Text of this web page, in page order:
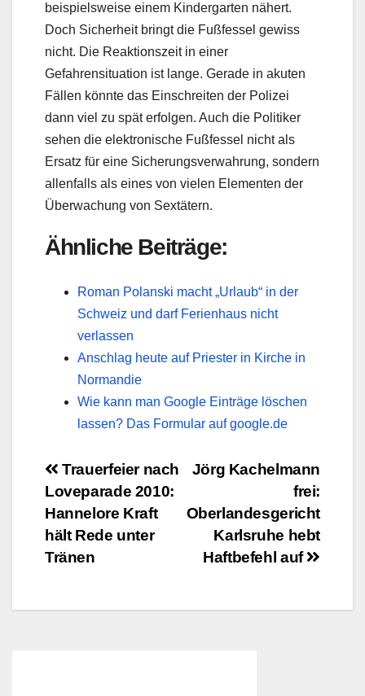
beispielsweise einem Kindergarten nähert.
Doch Sicherheit bringt die Fußfessel gewiss
nicht. Die Reaktionszeit in einer
Gefahrensituation ist lange. Gerade in akuten
Fällen könnte das Einschreiten der Polizei
dann viel zu spät erfolgen. Auch die Politiker
sehen die elektronische Fußfessel nicht als
Ersatz für eine Sicherungsverwahrung, sondern
allenfalls als eines von vielen Elementen der
Überwachung von Sextätern.
Ähnliche Beiträge:
Roman Polanski macht „Urlaub“ in der
Schweiz und darf Ferienhaus nicht
verlassen
Anschlag heute auf Priester in Kirche in
Normandie
Wie kann man Google Einträge löschen
lassen? Das Formular auf google.de
Beitragsnavigation
Jörg Kachelmann
frei:
Oberlandesgericht
Karlsruhe hebt
Haftbefehl auf
Trauerfeier nach
Loveparade 2010:
Hannelore Kraft
hält Rede unter
Tränen